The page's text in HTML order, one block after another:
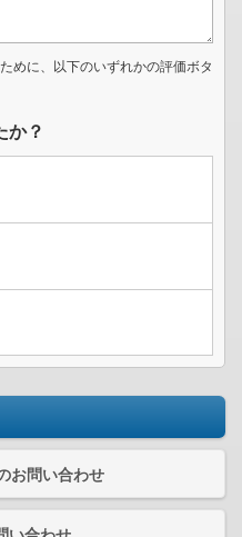
めに、以下のいずれかの評価ボタ
か？
お問い合わせ